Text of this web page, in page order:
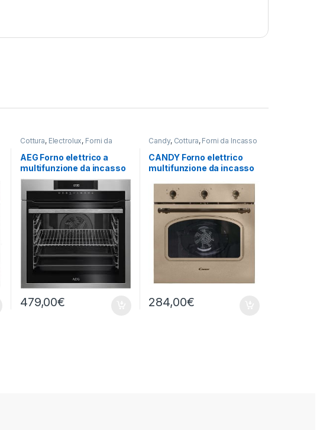
Cottura, Electrolux, Forni da
AEG Forno elettrico a
multifunzione da incasso
BEE 641222M
479,00€
Candy, Cottura, Forni da Incasso
CANDY Forno elettrico
multifunzione da incasso
284,00€